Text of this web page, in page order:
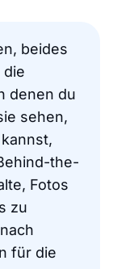
beides
die
denen du
sehen,
the-
Fotos
zu
für die